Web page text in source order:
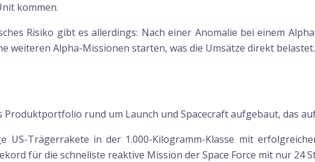
kommen.
Risiko gibt es allerdings: Nach einer Anomalie bei einem
weiteren Alpha-Missionen starten, was die Umsätze direkt belastet.
rund um Launch und Spacecraft aufgebaut, das
US-Trägerrakete in der 1.000-Kilogramm-Klasse mit
für die schnellste reaktive Mission der Space Force mit nur 24